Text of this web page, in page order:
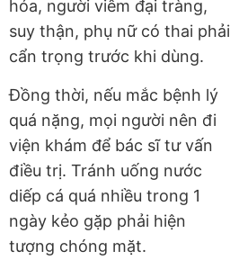
hóa, người viêm đại tràng,
suy thận, phụ nữ có thai phải
cẩn trọng trước khi dùng.
Đồng thời, nếu mắc bệnh lý
quá nặng, mọi người nên đi
viện khám để bác sĩ tư vấn
điều trị. Tránh uống nước
diếp cá quá nhiều trong 1
ngày kẻo gặp phải hiện
tượng chóng mặt.